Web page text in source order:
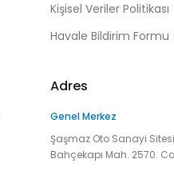
Kişisel Veriler Politikası
Havale Bildirim Formu
Adres
Genel Merkez
Şaşmaz Oto Sanayi Sitesi
Bahçekapı Mah. 2570.